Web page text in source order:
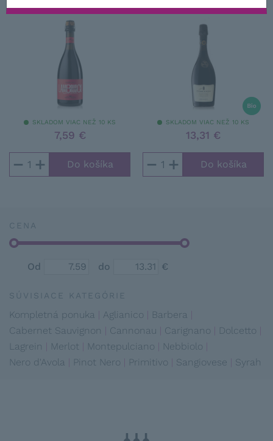
(Dolce). Ak teda chcete víno s vyšším zvyškovým cukrom,
pozrite sa po vínach označených ako Semisecco, Amabile
alebo Dolce. Vína sú vo farbe od svetlo rubínovej až po
tmavo fialovú, veľmi často disponujú prenikavou vôňou
čučoriedok, čerešní, červených ríbezlí alebo fialiek.
Secco (do 15 g / l zvyškového cukru)
Semisecco (do 30 g / l zvyškového cukru)
Amabile (okolo 40-50 g / l zvyškového cukru)
amabile
SKLADOM VIAC NEŽ 10 KS
7,59 €
− +
SKLADOM VIAC NEŽ 10 KS
13,31 €
− +
CENA
Od do €
SÚVISIACE KATEGÓRIE
Kompletná ponuka Aglianico
Barbera
Cabernet Sauvignon
Cannonau Carignano
Dolcetto
Lagrein
Merlot Montepulciano
Nebbiolo
Nero d'Avola
Pinot Nero Primitivo Sangiovese Syrah